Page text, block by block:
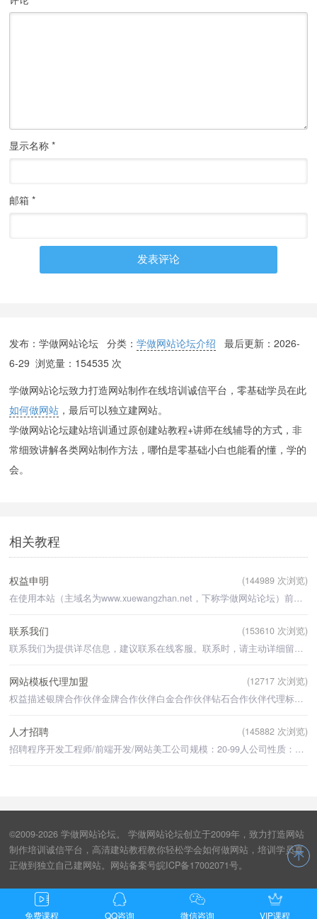
显示名称*
邮箱*
发布：学做网站论坛 分类：学做网站论坛介绍 最后更新：2026-
6-29 浏览量：154535 次
学做网站论坛致力打造网站制作在线培训诚信平台，零基础学员在此
如何做网站 ，最后可以独立建网站。
学做网站论坛建站培训通过原创建站教程+讲师在线辅导的方式，非
常细致讲解各类网站制作方法，哪怕是零基础小白也能看的懂，学的
会。
相关教程
权益申明
(144989 次浏览)
在使用本站（主域名为www.xuewangzhan.net，下称学做网站论坛）前，请您务必仔细阅读并透彻理解本用户协议
联系我们
(153610 次浏览)
联系我们为提供详尽信息，建议联系在线客服。联系时，请主动详细留言您的需求。论坛培训客服QQ
网站模板代理加盟
(12717 次浏览)
权益描述银牌合作伙伴金牌合作伙伴白金合作伙伴钻石合作伙伴代理标识所有模板代
人才招聘
(145882 次浏览)
招聘程序开发工程师/前端开发/网站美工公司规模：20-99人公司性质：民营公司行业：
©2009-2026 学做网站论坛。 学做网站论坛创立于2009年，致力打造网站
制作培训诚信平台，高清建站教程教你轻松学会如何做网站，培训学员真
正做到独立自己建网站。网站备案号皖ICP备17002071号。
免费课程 QQ咨询 微信咨询 VIP课程